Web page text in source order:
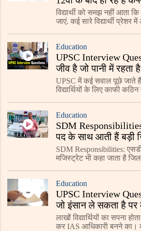
बेस्ट करियर ऑप्शन
विद्यार्थी को समझ नहीं आता
जाएं. कई सारे विद्यार्थी
Education
UPSC Interview
जीव है जो पानी में रहता
नहीं पाता?
UPSC में कई सवाल पूछे जाते
विद्यार्थियों के लिए काफी कठिन
Education
SDM
पद के साथ आती हैं बड़ी
विस्तार में
SDM Responsibilities:
मजिस्ट्रेट भी कहा जाता है
है. यह एक प्
Education
UPSC Interview
जो इंसान ले सकता है पर
सकता?
लाखों विद्यार्थियों का सपना
कर IAS आधिकारी बनने का। कई